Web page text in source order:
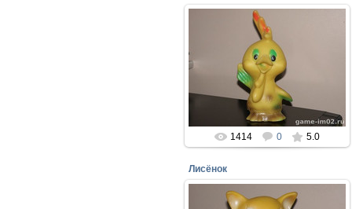
16.01.2017
Резиновый Петушок, Рижский
завод резиновых игрушек 1990 г.
Мои любимые игрушки из СССР!!!
perepelin
1414 0 5.0
Лисёнок